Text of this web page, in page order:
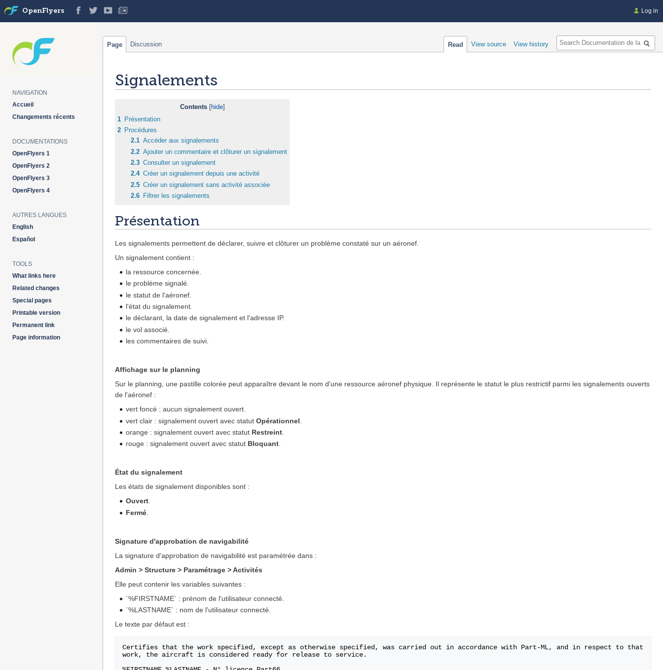
Signalements
to
navigation
to
search
Contents
1 Présentation
2 Procédures
2.1 Accéder aux signalements
2.2 Ajouter un commentaire et clôturer un signalement
2.3 Consulter un signalement
2.4 Créer un signalement depuis une activité
2.5 Créer un signalement sans activité associée
2.6
Filtrer les signalements
Présentation
Les signalements permettent de déclarer, suivre et clôturer un problème constaté sur un aéronef.
Un signalement contient :
la ressource concernée.
le problème signalé.
le statut de l'aéronef.
l'état du signalement.
le déclarant, la date de signalement et l'adresse IP.
le vol associé.
les commentaires de suivi.
Affichage sur le planning
Sur le planning, une pastille colorée peut apparaître devant le nom d'une ressource aéronef physique. Il représente le statut le plus restrictif parmi les signalements ouverts
de l'aéronef :
vert foncé : aucun signalement ouvert.
vert clair : signalement ouvert avec statutOpérationnel
orange : signalement ouvert avec statut Restreint
rouge : signalement ouvert avec statut Bloquant.
État du signalement
Les états de signalement disponibles sont :
Ouvert.
Fermé
Signature d'approbation de navigabilité
La signature d'approbation de navigabilité est paramétrée dans :
Admin > Structure > Paramétrage > Activités
Elle peut contenir les variables suivantes :
`%FIRSTNAME` : prénom de l'utilisateur connecté.
`%LASTNAME` : nom de l'utilisateur connecté.
Le texte par défaut est :
Certifies that the work specified, except as otherwise specified, was carried out in accordance with Part-ML, and in respect to that
work, the aircraft is considered ready for release to service.
Log in
Page Discussion Read View source View history Search
OpenFlyers
NAVIGATION
Accueil
Changements récents
DOCUMENTATIONS
OpenFlyers 1
OpenFlyers 2
OpenFlyers 3
OpenFlyers 4
AUTRES LANGUES
English
Español
TOOLS
What links here
Related changes
Special pages
Printable version
Permanent link
Page information